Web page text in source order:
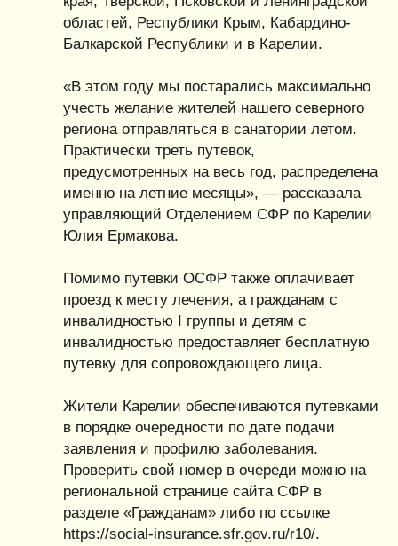
областей, Республики Крым, Кабардино-
Балкарской Республики и в Карелии.
«В этом году мы постарались максимально
учесть желание жителей нашего северного
региона отправляться в санатории летом.
Практически треть путевок,
предусмотренных на весь год, распределена
именно на летние месяцы», — рассказала
управляющий Отделением СФР по Карелии
Юлия Ермакова.
Помимо путевки ОСФР также оплачивает
проезд к месту лечения, а гражданам с
инвалидностью I группы и детям с
инвалидностью предоставляет бесплатную
путевку для сопровождающего лица.
Жители Карелии обеспечиваются путевками
в порядке очередности по дате подачи
заявления и профилю заболевания.
Проверить свой номер в очереди можно на
региональной странице сайта СФР в
разделе «Гражданам» либо по ссылке
https://social-insurance.sfr.gov.ru/r10/.